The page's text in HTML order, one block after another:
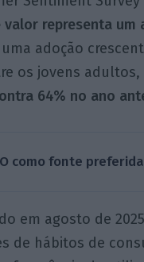
valor representa
adoção
os jovens adultos,
64% no ano
como fonte
em agosto de
de hábitos de